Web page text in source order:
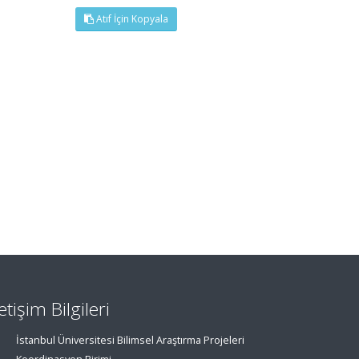
Atıf İçin Kopyala
Bilgileri
İstanbul Üniversitesi Bilimsel Araştırma Projeleri